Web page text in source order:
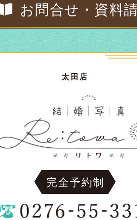
お問合せ・資料
太田店
完全予約制